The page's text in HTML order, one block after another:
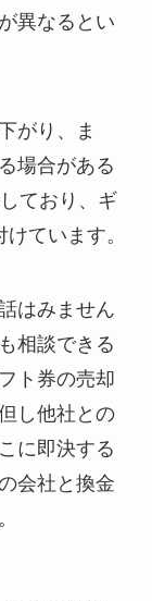
異なるとい
がり、ま
場合がある
ており、ギ
ています。
はみません
相談できる
ト券の売却
し他社との
に即決する
会社と換金